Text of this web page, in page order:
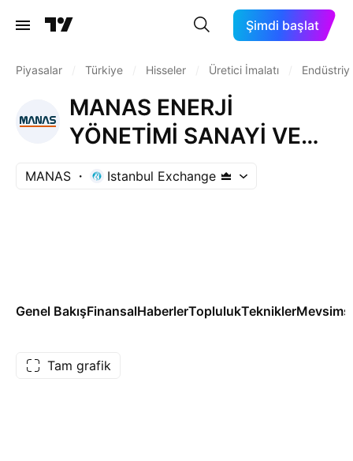
Şimdi başlat
Piyasalar Türkiye Hisseler Üretici İmalatı
MANAS ENERJİ
YÖNETİMİ SANAYİ VE
TİCARET A.Ş.
MANAS Istanbul Exchange
Genel BakışFinansalHaberlerToplulukTeknikler
Tam grafik